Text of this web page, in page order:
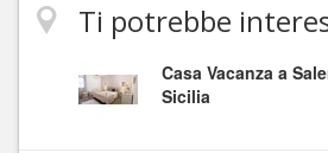
Ti potrebbe
Casa Vacanza a
Sicilia